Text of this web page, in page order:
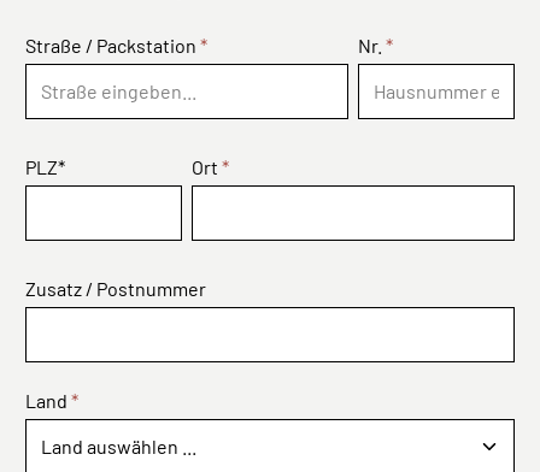
Straße / Packstation * Nr. *
PLZ* Ort *
Zusatz / Postnummer
Land *